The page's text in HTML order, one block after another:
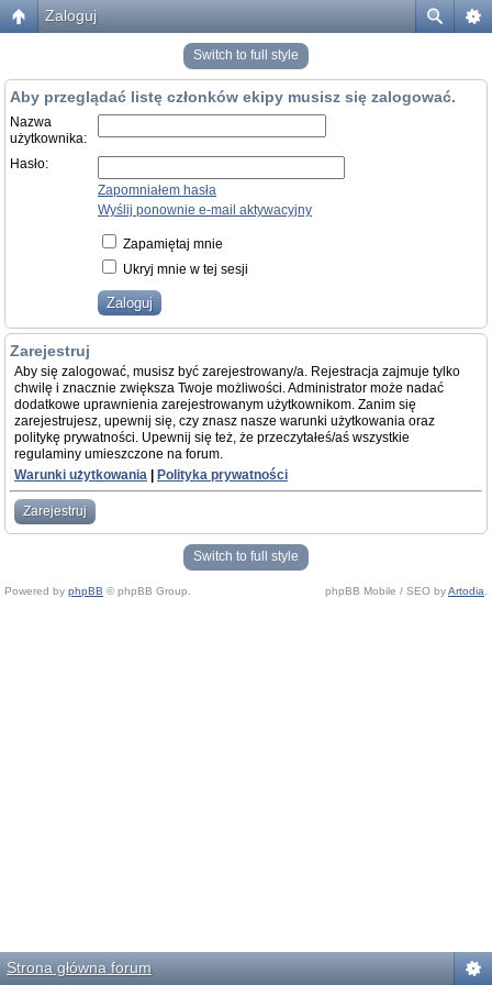
Zaloguj
Switch to full style
Aby przeglądać listę członków ekipy musisz się zalogować.
Nazwa
użytkownika:
Hasło:
Zapomniałem hasła
Wyślij ponownie e-mail aktywacyjny
Zapamiętaj mnie
Ukryj mnie w tej sesji
Zarejestruj
Aby się zalogować, musisz być zarejestrowany/a. Rejestracja zajmuje tylko
chwilę i znacznie zwiększa Twoje możliwości. Administrator może nadać
dodatkowe uprawnienia zarejestrowanym użytkownikom. Zanim się
zarejestrujesz, upewnij się, czy znasz nasze warunki użytkowania oraz
politykę prywatności. Upewnij się też, że przeczytałeś/aś wszystkie
regulaminy umieszczone na forum.
Warunki użytkowania
Polityka prywatności
Zarejestruj
Switch to full style
Powered by phpBB © phpBB Group. phpBB Mobile / SEO byArtodia
Strona główna forum